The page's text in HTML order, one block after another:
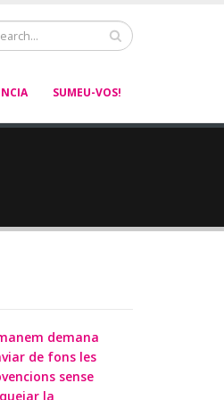
SUMEU-VOS!
demana
de fons les
sense
la